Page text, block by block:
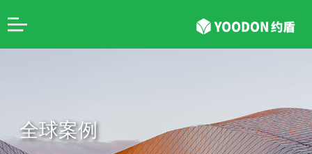
全球案例